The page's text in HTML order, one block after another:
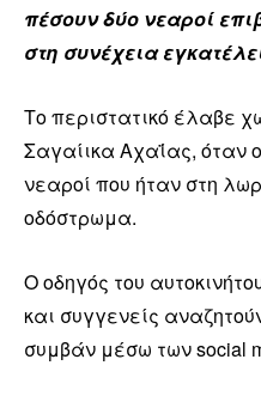
πέσουν δύο νεαροί
στη συνέχεια
Το περιστατικό έλαβε
Σαγαίικα Αχαΐας, όταν
νεαροί που ήταν στη
οδόστρωμα.
Ο οδηγός του
και συγγενείς
συμβάν μέσω των social